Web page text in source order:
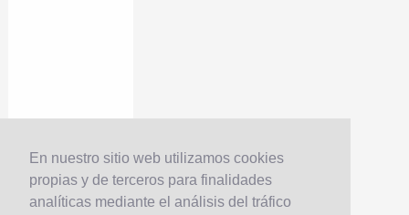
En nuestro sitio web utilizamos cookies
propias y de terceros para finalidades
analíticas mediante el análisis del tráfico